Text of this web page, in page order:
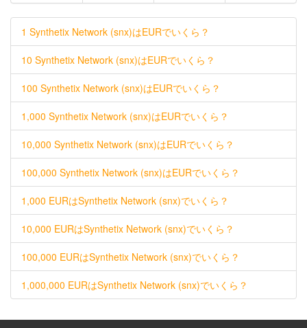
1 Synthetix Network (snx)はEURでいくら？
10 Synthetix Network (snx)はEURでいくら？
100 Synthetix Network (snx)はEURでいくら？
1,000 Synthetix Network (snx)はEURでいくら？
10,000 Synthetix Network (snx)はEURでいくら？
100,000 Synthetix Network (snx)はEURでいくら？
1,000 EURはSynthetix Network (snx)でいくら？
10,000 EURはSynthetix Network (snx)でいくら？
100,000 EURはSynthetix Network (snx)でいくら？
1,000,000 EURはSynthetix Network (snx)でいくら？